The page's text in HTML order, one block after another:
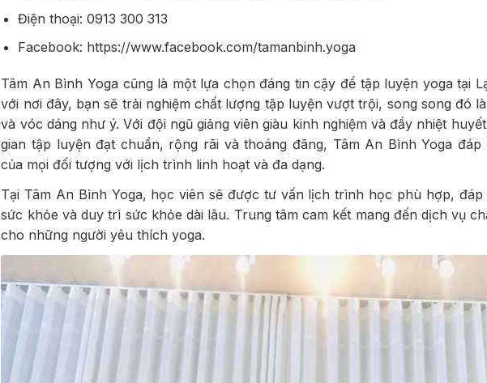
Điện thoại: 0913 300 313
Facebook: https://www.facebook.com/tamanbinh.yoga
Tâm An Bình Yoga cũng là một lựa chọn đáng tin cậy để tập luyện yoga tại
với nơi đây, bạn sẽ trải nghiệm chất lượng tập luyện vượt trội, song song đó
và vóc dáng như ý. Với đội ngũ giảng viên giàu kinh nghiệm và đầy nhiệt
gian tập luyện đạt chuẩn, rộng rãi và thoáng đãng, Tâm An Bình Yoga
của mọi đối tượng với lịch trình linh hoạt và đa dạng.
Tại Tâm An Bình Yoga, học viên sẽ được tư vấn lịch trình học phù hợp, đáp
sức khỏe và duy trì sức khỏe dài lâu. Trung tâm cam kết mang đến dịch vụ
cho những người yêu thích yoga.